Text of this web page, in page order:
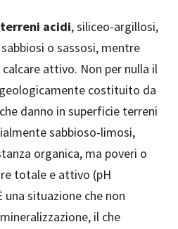
terreni acidi, siliceo-argillosi,
o sassosi, mentre
attivo. Non per nulla il
costituito da
danno in superficie terreni
sabbioso-limosi,
organica, ma poveri o
totale e attivo (pH
situazione che non
il che